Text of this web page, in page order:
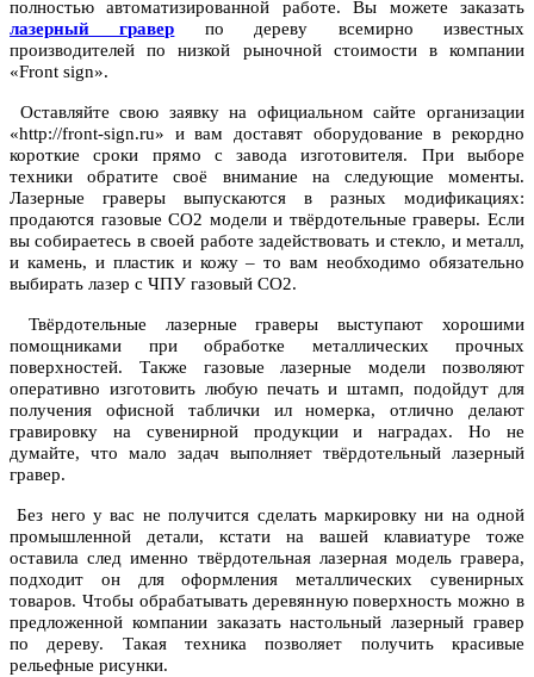
полностью автоматизированной работе. Вы можете заказать
лазерный гравер по дереву всемирно известных
производителей по низкой рыночной стоимости в компании
«Front sign».
Оставляйте свою заявку на официальном сайте организации
«http://front-sign.ru» и вам доставят оборудование в рекордно
короткие сроки прямо с завода изготовителя. При выборе
техники обратите своё внимание на следующие моменты.
Лазерные граверы выпускаются в разных модификациях:
продаются газовые СО2 модели и твёрдотельные граверы. Если
вы собираетесь в своей работе задействовать и стекло, и металл,
и камень, и пластик и кожу – то вам необходимо обязательно
выбирать лазер с ЧПУ газовый СО2.
Твёрдотельные лазерные граверы выступают хорошими
помощниками при обработке металлических прочных
поверхностей. Также газовые лазерные модели позволяют
оперативно изготовить любую печать и штамп, подойдут для
получения офисной таблички ил номерка, отлично делают
гравировку на сувенирной продукции и наградах. Но не
думайте, что мало задач выполняет твёрдотельный лазерный
гравер.
Без него у вас не получится сделать маркировку ни на одной
промышленной детали, кстати на вашей клавиатуре тоже
оставила след именно твёрдотельная лазерная модель гравера,
подходит он для оформления металлических сувенирных
товаров. Чтобы обрабатывать деревянную поверхность можно в
предложенной компании заказать настольный лазерный гравер
по дереву. Такая техника позволяет получить красивые
рельефные рисунки.